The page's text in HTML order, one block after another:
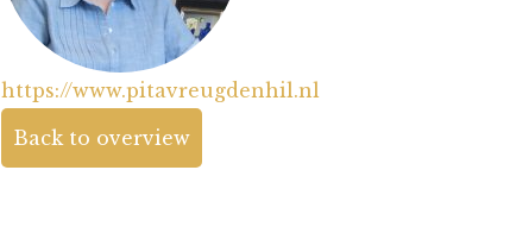
https://www.pitavreugdenhil.nl
Back to overview